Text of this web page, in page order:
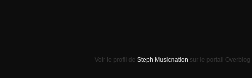
Voir le profil de Steph Musicnation sur le portail Overblog